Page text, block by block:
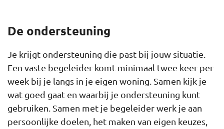
De ondersteuning
Je krijgt ondersteuning die past bij jouw situatie.
Een vaste begeleider komt minimaal twee keer per
week bij je langs in je eigen woning. Samen kijk je
wat goed gaat en waarbij je ondersteuning kunt
gebruiken. Samen met je begeleider werk je aan
persoonlijke doelen, het maken van eigen keuzes,